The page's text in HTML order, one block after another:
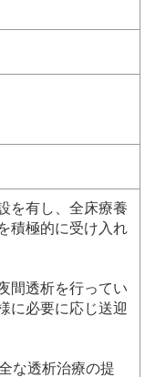
を有し、全床療養
積極的に受け入れ
間透析を行ってい
に必要に応じ送迎
な透析治療の提